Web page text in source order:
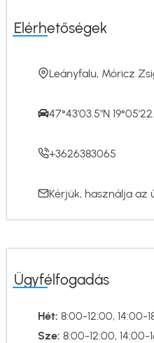
Elérhetőségek
Leányfalu, Móricz
47°43'03.5"N
+3626383065
Kérjük, használja az
Ügyfélfogadás
Hét: 8:00-12:00, 14:00-
Sze: 8:00-12:00, 14:00-